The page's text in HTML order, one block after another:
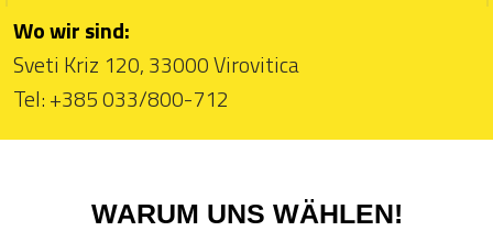
Wo wir sind:
Sveti Kriz 120, 33000 Virovitica
Tel: +385 033/800-712
WARUM UNS WÄHLEN!